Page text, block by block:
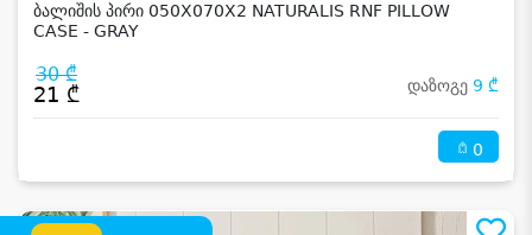
ბალიშის პირი 050X070X2 NATURALIS RNF PILLOW
CASE - GRAY
30 ₾
21 ₾ დაზოგე 9 ₾
0